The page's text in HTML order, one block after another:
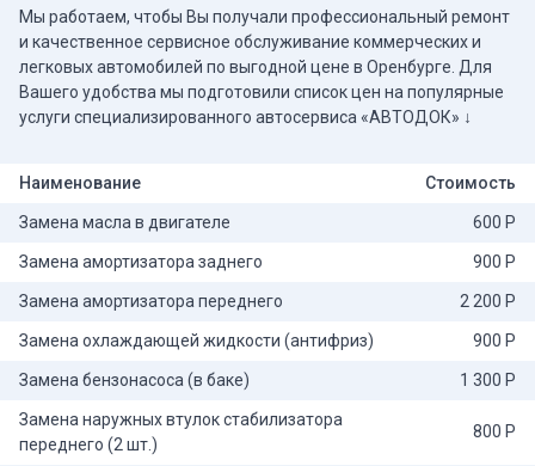
Мы работаем, чтобы Вы получали профессиональный ремонт
и качественное сервисное обслуживание коммерческих и
легковых автомобилей по выгодной цене в Оренбурге. Для
Вашего удобства мы подготовили список цен на популярные
услуги специализированного автосервиса «АВТОДОК» ↓
Наименование Стоимость
Замена масла в двигателе 600 Р
Замена амортизатора заднего 900 Р
Замена амортизатора переднего 2 200 Р
Замена охлаждающей жидкости (антифриз) 900 Р
Замена бензонасоса (в баке) 1 300 Р
Замена наружных втулок стабилизатора
переднего (2 шт.)
800 Р